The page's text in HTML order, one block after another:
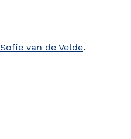
Sofie van de Velde.